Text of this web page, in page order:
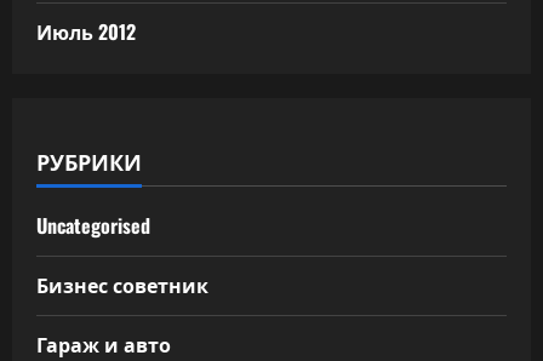
Июль 2012
РУБРИКИ
Uncategorised
Бизнес советник
Гараж и авто